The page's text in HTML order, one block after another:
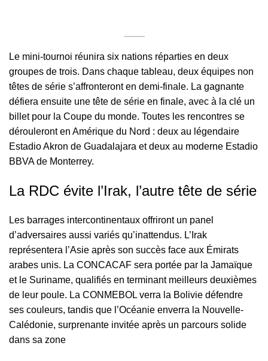
Le mini-tournoi réunira six nations réparties en deux
groupes de trois. Dans chaque tableau, deux équipes non
têtes de série s’affronteront en demi-finale. La gagnante
défiera ensuite une tête de série en finale, avec à la clé un
billet pour la Coupe du monde. Toutes les rencontres se
dérouleront en Amérique du Nord : deux au légendaire
Estadio Akron de Guadalajara et deux au moderne Estadio
BBVA de Monterrey.
La RDC évite l’Irak, l’autre tête de série
Les barrages intercontinentaux offriront un panel
d’adversaires aussi variés qu’inattendus. L’Irak
représentera l’Asie après son succès face aux Émirats
arabes unis. La CONCACAF sera portée par la Jamaïque
et le Suriname, qualifiés en terminant meilleurs deuxièmes
de leur poule. La CONMEBOL verra la Bolivie défendre
ses couleurs, tandis que l’Océanie enverra la Nouvelle-
Calédonie, surprenante invitée après un parcours solide
dans sa zone